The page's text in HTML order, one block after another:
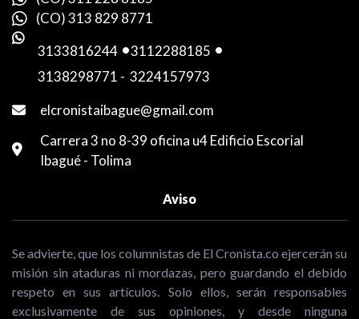
(CO) 313 829 8771
3133816244 -3112288185 -
3138298771 - 3224157973
elcronistaibague@gmail.com
Carrera 3 no 8-39 oficina u4 Edificio Escorial
Ibagué - Tolima
Aviso
Se advierte, que los columnistas de El Cronista.co ejercerán su
misión sin ataduras ni mordazas, pero guardando el debido
respeto en sus artículos. Solo ellos, serán responsables
exclusivamente de sus opiniones, y desde ninguna